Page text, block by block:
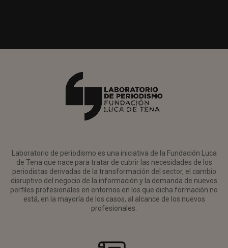
Laboratorio de periodismo es una iniciativa de la Fundación Luca
de Tena que nace para tratar de cubrir las necesidades de los
periodistas derivadas de la transformación del sector, el cambio
disruptivo del negocio de la información y la demanda de nuevos
perfiles profesionales en entornos en los que dicha formación no
está, en la mayoría de los casos, al alcance de los nuevos
profesionales.